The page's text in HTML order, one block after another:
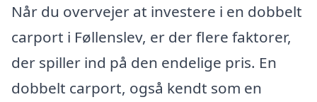
Når du overvejer at investere i en dobbelt
carport i Føllenslev, er der flere faktorer,
der spiller ind på den endelige pris. En
dobbelt carport, også kendt som en